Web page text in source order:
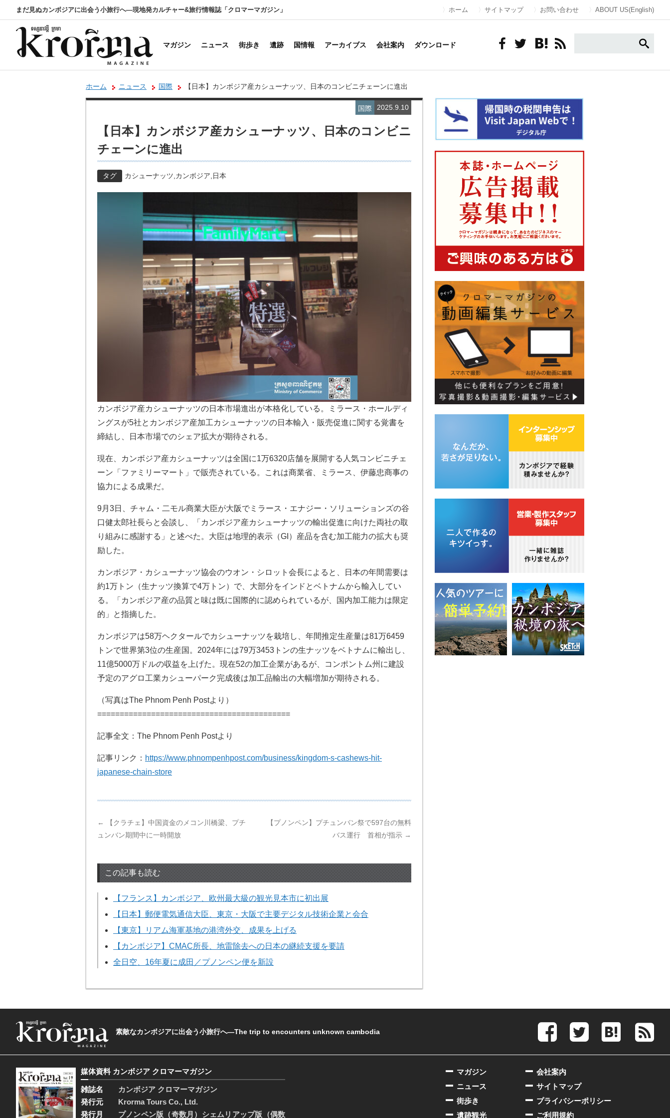
まだ見ぬカンボジアに出会う小旅行へ―現地発カルチャー&旅行情報誌「クロマーマガジン」 ホーム サイトマップ お問い合わせ ABOUT US(English)
マガジン ニュース 街歩き 遺跡 国情報 アーカイブス 会社案内 ダウンロード
ホーム ニュース 国際 【日本】カンボジア産カシューナッツ、日本のコンビニチェーンに進出
2025.9.10
国際
【日本】カンボジア産カシューナッツ、日本のコンビニ
チェーンに進出
タグ カシューナッツ カンボジア 日本
カンボジア産カシューナッツの日本市場進出が本格化している。ミラース・ホールディ
ングスが5社とカンボジア産加工カシューナッツの日本輸入・販売促進に関する覚書を
締結し、日本市場でのシェア拡大が期待される。
現在、カンボジア産カシューナッツは全国に1万6320店舗を展開する人気コンビニチェ
ーン「ファミリーマート」で販売されている。これは商業省、ミラース、伊藤忠商事の
協力による成果だ。
9月3日、チャム・二モル商業大臣が大阪でミラース・エナジー・ソリューションズの谷
口健太郎社長らと会談し、「カンボジア産カシューナッツの輸出促進に向けた両社の取
り組みに感謝する」と述べた。大臣は地理的表示（GI）産品を含む加工能力の拡大も奨
励した。
カンボジア・カシューナッツ協会のウオン・シロット会長によると、日本の年間需要は
約1万トン（生ナッツ換算で4万トン）で、大部分をインドとベトナムから輸入してい
る。「カンボジア産の品質と味は既に国際的に認められているが、国内加工能力は限定
的」と指摘した。
カンボジアは58万ヘクタールでカシューナッツを栽培し、年間推定生産量は81万6459
トンで世界第3位の生産国。2024年には79万3453トンの生ナッツをベトナムに輸出し、
11億5000万ドルの収益を上げた。現在52の加工企業があるが、コンポントム州に建設
予定のアグロ工業カシューパーク完成後は加工品輸出の大幅増加が期待される。
（写真はThe Phnom Penh Postより）
===========================================
記事全文：The Phnom Penh Postより
記事リンク： https://www.phnompenhpost.com/business/kingdom-s-cashews-hit-
japanese-chain-store
←
【クラチェ】中国資金のメコン川橋梁、プチ
ュンバン期間中に一時開放
【プノンペン】プチュンバン祭で597台の無料
バス運行 首相が指示 →
この記事も読む
【フランス】カンボジア、欧州最大級の観光見本市に初出展
【日本】郵便電気通信大臣、東京・大阪で主要デジタル技術企業と会合
【東京】リアム海軍基地の港湾外交、成果を上げる
【カンボジア】CMAC所長、地雷除去への日本の継続支援を要請
全日空、16年夏に成田／プノンペン便を新設
素敵なカンボジアに出会う小旅行へ―The trip to encounters unknown cambodia
媒体資料 カンボジア クロマーマガジン
雑誌名
カンボジア クロマーマガジン
発行元
Krorma Tours Co., Ltd.
発行月
プノンペン版（奇数月）シェムリアップ版（偶数
会社案内
サイトマップ
プライバシーポリシー
ご利用規約
マガジン
ニュース
街歩き
遺跡観光